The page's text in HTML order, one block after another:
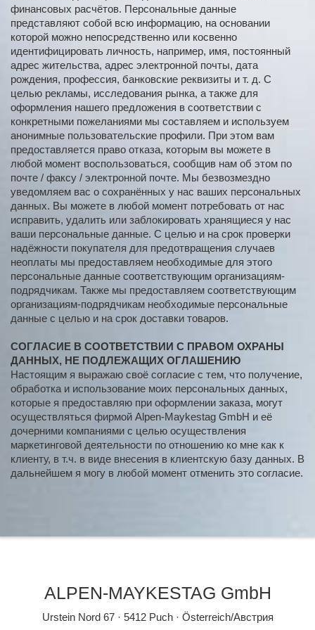
финансовых расчётов. Персональные данные
представляют собой всю информацию, на основании
которой можно непосредственно или косвенно
идентифицировать личность, например, имя, постоянный
адрес жительства, адрес электронной почты, дата
рождения, профессия, банковские реквизиты и т. д. С
целью рекламы, исследования рынка, а также для
оформления нашего предложения в соответствии с
конкретными пожеланиями мы составляем и используем
анонимные пользовательские профили. При этом вам
предоставляется право отказа, которым вы можете в
любой момент воспользоваться, сообщив нам об этом по
почте / факсу / электронной почте. Мы безвозмездно
уведомляем вас о сохранённых у нас ваших персональных
данных. Вы можете в любой момент потребовать от нас
исправить, удалить или заблокировать хранящиеся у нас
ваши персональные данные. С целью и на срок проверки
надёжности покупателя для предотвращения случаев
неоплаты мы предоставляем необходимые для этого
персональные данные соответствующим организациям-
подрядчикам. Также мы предоставляем соответствующим
организациям-подрядчикам необходимые персональные
данные с целью и на срок доставки товаров.
СОГЛАСИЕ В СООТВЕТСТВИИ С ПРАВОМ ОХРАНЫ
ДАННЫХ, НЕ ПОДЛЕЖАЩИХ ОГЛАШЕНИЮ
Настоящим я выражаю своё согласие с тем, что получение,
обработка и использование моих персональных данных,
которые я предоставляю при оформлении заказа, могут
осуществляться фирмой Alpen-Maykestag GmbH и её
дочерними компаниями с целью осуществления
маркетинговой деятельности по отношению ко мне как к
клиенту, в т.ч. в виде внесения в клиентскую базу данных. В
дальнейшем я могу в любой момент отменить это согласие.
ALPEN-MAYKESTAG GmbH
Urstein Nord 67 · 5412 Puch · Österreich/Австрия